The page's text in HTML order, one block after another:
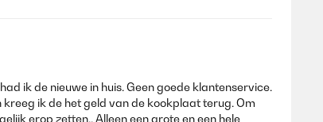
ik de nieuwe in huis. Geen goede klantenservice.
ik de het geld van de kookplaat terug. Om
erop zetten.. Alleen een grote en een hele